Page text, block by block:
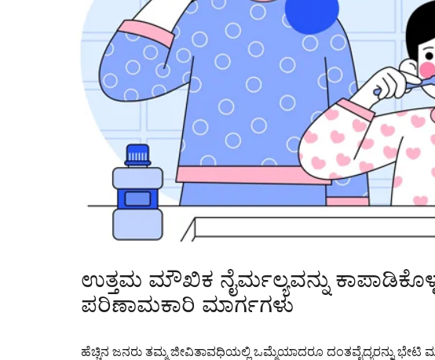
ಉತ್ತಮ ಮೌಖಿಕ ನೈರ್ಮಲ್ಯವನ್ನು
ಪರಿಣಾಮಕಾರಿ ಮಾರ್ಗಗಳು
ಹೆಚ್ಚಿನ ಜನರು ತಮ್ಮ ಜೀವಿತಾವಧಿಯಲ್ಲಿ ಒಮ್ಮೆಯಾದರೂ ದಂತವೈದ್ಯರನ್ನು ಭೇಟಿ